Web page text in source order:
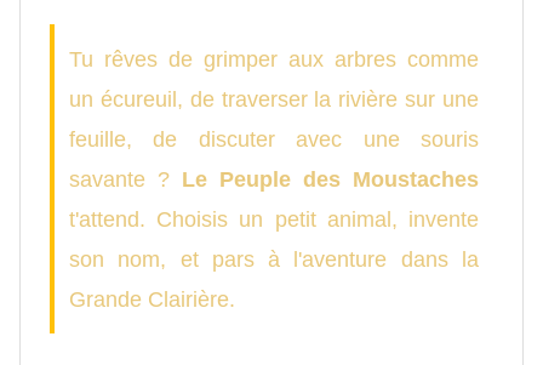
Tu rêves de grimper aux arbres comme
un écureuil, de traverser la rivière sur une
feuille, de discuter avec une souris
savante ? Le Peuple des Moustaches
t'attend. Choisis un petit animal, invente
son nom, et pars à l'aventure dans la
Grande Clairière.